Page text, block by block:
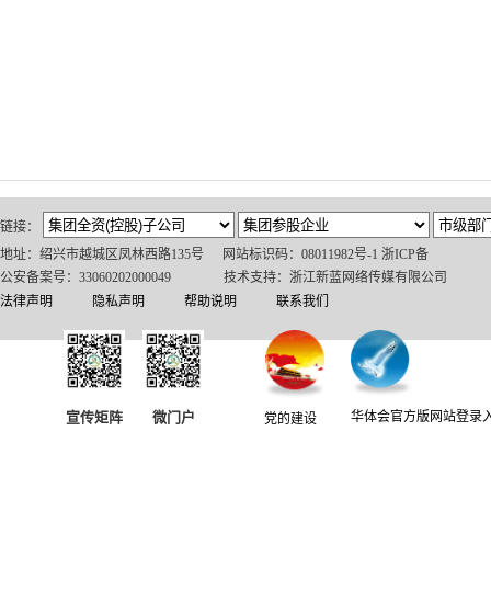
链接：
地址：绍兴市越城区凤林西路135号
网站标识码：08011982号-1 浙ICP备
公安备案号：33060202000049
技术支持：浙江新蓝网络传媒有限公司
法律声明
隐私声明 帮助说明 联系我们
宣传矩阵 微门户 党的建设 华体会官方版网站登录